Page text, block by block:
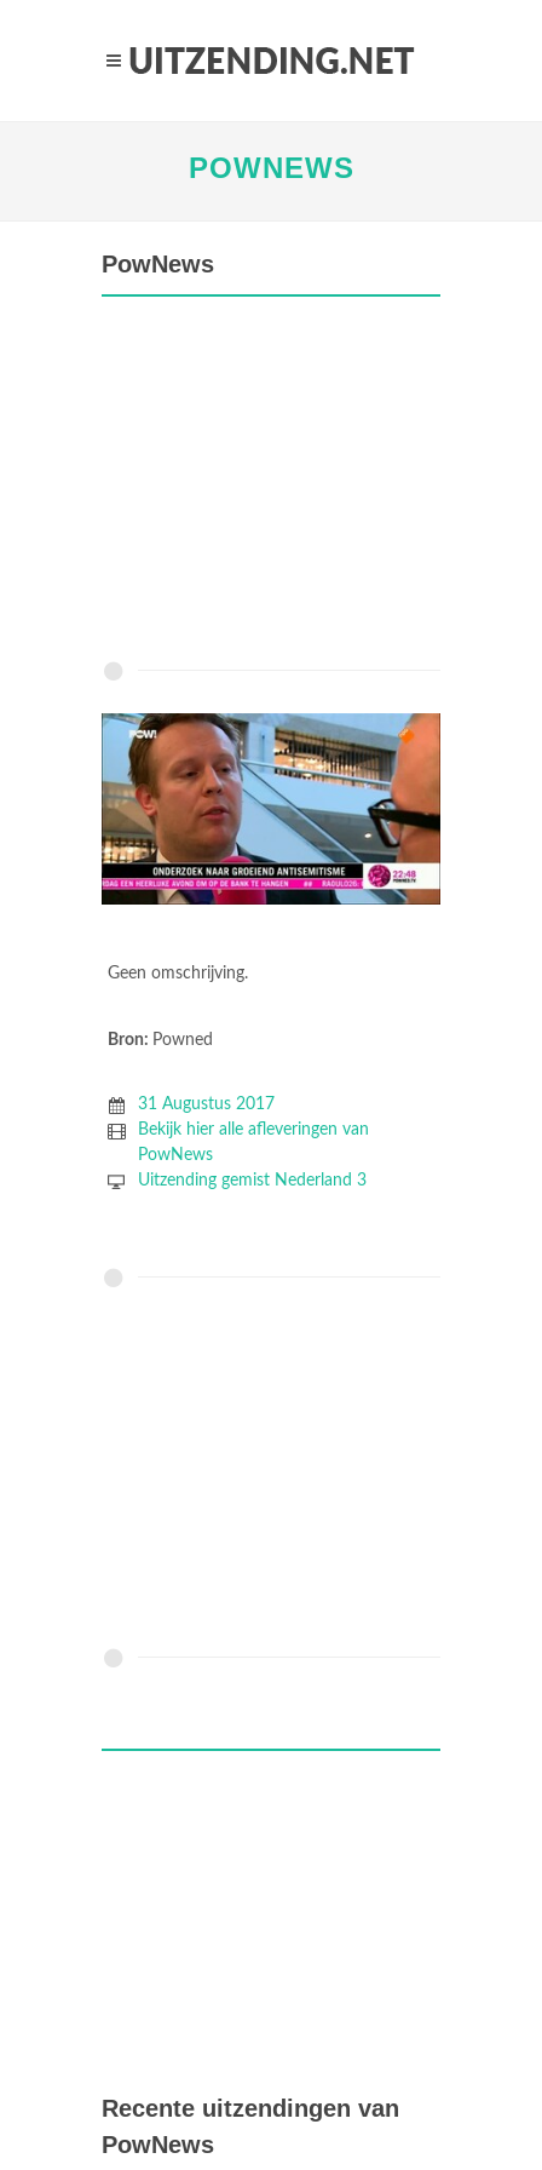
POWNEWS
PowNews
Geen omschrijving.
Bron: Powned
31 Augustus 2017
Bekijk hier alle afleveringen van
PowNews
Uitzending gemist Nederland 3
Recente uitzendingen van
PowNews